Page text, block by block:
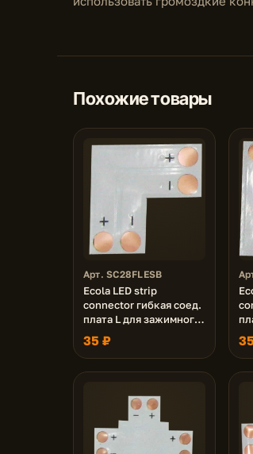
Похожие товары
Арт. SC28FLESB
Ecola LED strip
connector гибкая соед.
плата L для зажимного
разъема 2-х конт. 8 mm
уп. 5 шт.
35 ₽